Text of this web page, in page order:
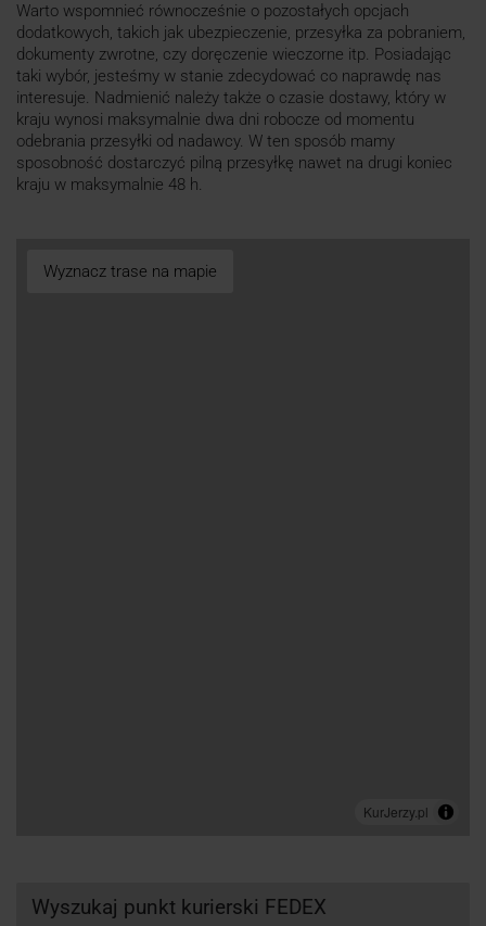
Warto wspomnieć równocześnie o pozostałych opcjach
dodatkowych, takich jak ubezpieczenie, przesyłka za pobraniem,
dokumenty zwrotne, czy doręczenie wieczorne itp. Posiadając
taki wybór, jesteśmy w stanie zdecydować co naprawdę nas
interesuje. Nadmienić należy także o czasie dostawy, który w
kraju wynosi maksymalnie dwa dni robocze od momentu
odebrania przesyłki od nadawcy. W ten sposób mamy
sposobność dostarczyć pilną przesyłkę nawet na drugi koniec
kraju w maksymalnie 48 h.
Wyznacz trase na mapie
Wyszukaj punkt kurierski FEDEX